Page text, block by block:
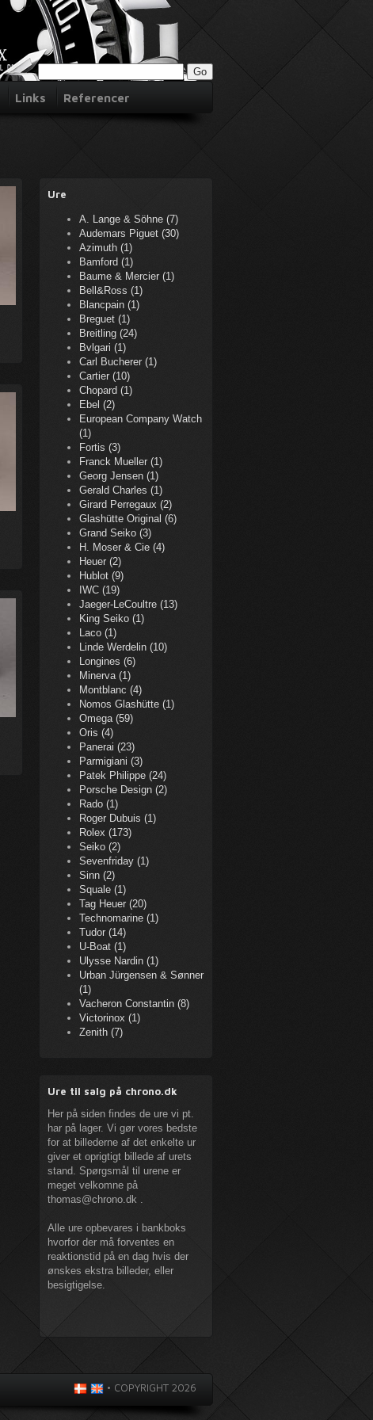
Links Referencer
Ure
A. Lange & Söhne (7)
Audemars Piguet (30)
Azimuth (1)
Bamford (1)
Baume & Mercier (1)
Bell&Ross (1)
Blancpain (1)
Breguet (1)
Breitling (24)
Bvlgari (1)
Carl Bucherer (1)
Cartier (10)
Chopard (1)
Ebel (2)
European Company Watch
(1)
Fortis (3)
Franck Mueller (1)
Georg Jensen (1)
Gerald Charles (1)
Girard Perregaux (2)
Glashütte Original (6)
Grand Seiko (3)
H. Moser & Cie (4)
Heuer (2)
Hublot (9)
IWC (19)
Jaeger-LeCoultre (13)
King Seiko (1)
Laco (1)
Linde Werdelin (10)
Longines (6)
Minerva (1)
Montblanc (4)
Nomos Glashütte (1)
Omega (59)
Oris (4)
Panerai (23)
Parmigiani (3)
Patek Philippe (24)
Porsche Design (2)
Rado (1)
Roger Dubuis (1)
Rolex (173)
Seiko (2)
Sevenfriday (1)
Sinn (2)
Squale (1)
Tag Heuer (20)
Technomarine (1)
Tudor (14)
U-Boat (1)
Ulysse Nardin (1)
Urban Jürgensen & Sønner
(1)
Vacheron Constantin (8)
Victorinox (1)
Zenith (7)
Ure til salg på chrono.dk
Her på siden findes de ure vi pt.
har på lager. Vi gør vores bedste
for at billederne af det enkelte ur
giver et oprigtigt billede af urets
stand. Spørgsmål til urene er
meget velkomne på
thomas@chrono.dk .
Alle ure opbevares i bankboks
hvorfor der må forventes en
reaktionstid på en dag hvis der
ønskes ekstra billeder, eller
besigtigelse.
COPYRIGHT 2026
•